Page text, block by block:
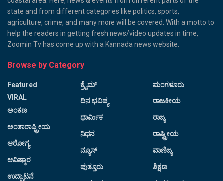
state and from different categories like politics, sports,
agriculture, crime, and many more will be covered. With a motto to
help the readers in getting fresh news/video updates in time,
Zoomin Tv has come up with a Kannada news website.
Browse by Category
Featured
VIRAL
ಅಂಕಣ
ಅಂತಾರಾಷ್ಟ್ರೀಯ
ಆರೋಗ್ಯ
ಆವಿಷ್ಕಾರ
ಉದ್ಘಾಟನೆ
ಕ್ರೈಮ್
ದಿನ ಭವಿಷ್ಯ
ಧಾರ್ಮಿಕ
ನಿಧನ
ನ್ಯೂಸ್
ಪುತ್ತೂರು
ಮಂಗಳೂರು
ರಾಜಕೀಯ
ರಾಜ್ಯ
ರಾಷ್ಟ್ರೀಯ
ವಾಣಿಜ್ಯ
ಶಿಕ್ಷಣ